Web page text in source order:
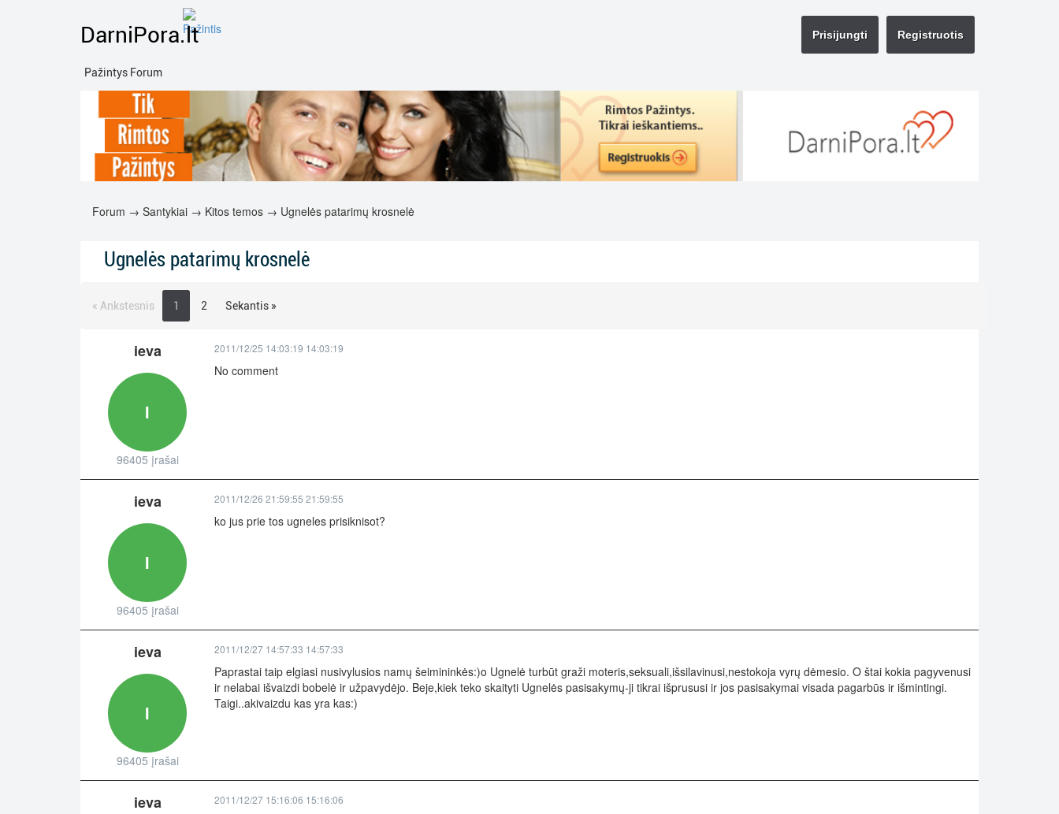
DarniPora.lt
Pažintys Forum
Registruotis
Prisijungti
Forum → Santykiai → Kitos temos → Ugnelės patarimų krosnelė
Ugnelės patarimų krosnelė
« Ankstesnis 1 2 Sekantis »
ieva
I
96405 įrašai
2011/12/25 14:03:19 14:03:19
No comment
ieva
I
96405 įrašai
2011/12/26 21:59:55 21:59:55
ko jus prie tos ugneles prisiknisot?
ieva
I
96405 įrašai
2011/12/27 14:57:33 14:57:33
Paprastai taip elgiasi nusivylusios namų šeimininkės:)o Ugnelė turbūt graži moteris,seksuali,išsilavinusi,nestokoja vyrų dėmesio. O štai kokia pagyvenusi
ir nelabai išvaizdi bobelė ir užpavydėjo. Beje,kiek teko skaityti Ugnelės pasisakymų-ji tikrai išprususi ir jos pasisakymai visada pagarbūs ir išmintingi.
Taigi..akivaizdu kas yra kas:)
ieva 2011/12/27 15:16:06 15:16:06